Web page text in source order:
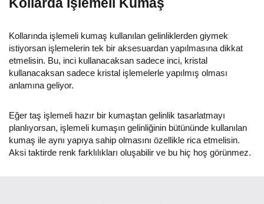
Kollarında işlemeli kumaş kullanılan gelinliklerden giymek
istiyorsan işlemelerin tek bir aksesuardan yapılmasına dikkat
etmelisin. Bu, inci kullanacaksan sadece inci, kristal
kullanacaksan sadece kristal işlemelerle yapılmış olması
anlamına geliyor.
Eğer taş işlemeli hazır bir kumaştan gelinlik tasarlatmayı
planlıyorsan, işlemeli kumaşın gelinliğinin bütününde kullanılan
kumaş ile aynı yapıya sahip olmasını özellikle rica etmelisin.
Aksi taktirde renk farklılıkları oluşabilir ve bu hiç hoş görünmez.